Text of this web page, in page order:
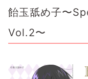
飴玉舐め子〜
Vol.2〜